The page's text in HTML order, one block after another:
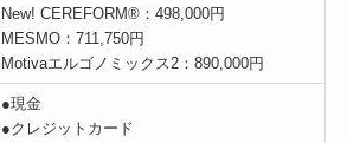
New! CEREFORM®：498,000円
MESMO：711,750円
Motivaエルゴノミックス2：890,000円
●現金
●クレジットカード